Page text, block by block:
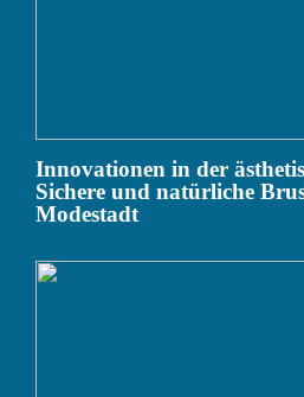
Innovationen in der
Sichere und natürliche
Modestadt